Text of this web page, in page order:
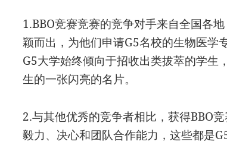
1.BBO竞赛竞赛的竞争对手来自全国各
颖而出，为他们申请G5名校的生物医学
G5大学始终倾向于招收出类拔萃的学生
生的一张闪亮的名片。
2.与其他优秀的竞争者相比，获得BBO
毅力、决心和团队合作能力，这些都是